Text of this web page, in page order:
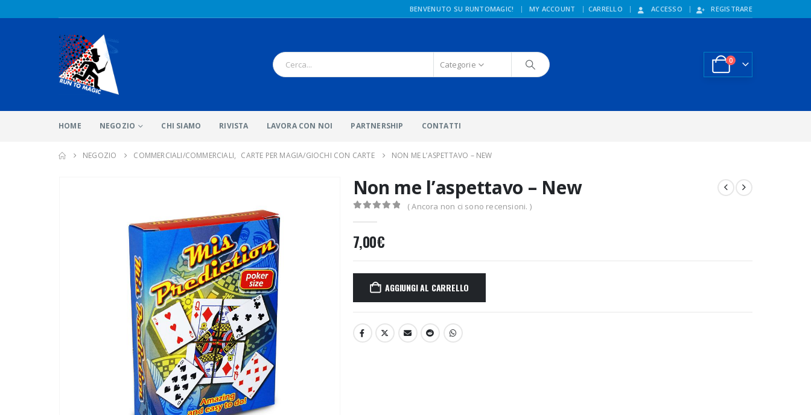
BENVENUTO SU RUNTOMAGIC! | MY ACCOUNT CARRELLO ACCESSO REGISTRARE
Categorie 0
HOME NEGOZIO CHI SIAMO RIVISTA LAVORA CON NOI PARTNERSHIP CONTATTI
NEGOZIO COMMERCIALI/COMMERCIALI, CARTE PER MAGIA/GIOCHI CON CARTE NON ME L’ASPETTAVO – NEW
Non me l’aspettavo – New
( Ancora non ci sono recensioni. )
7,00€
AGGIUNGI AL CARRELLO